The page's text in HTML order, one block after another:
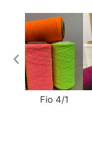
Fio 4/1